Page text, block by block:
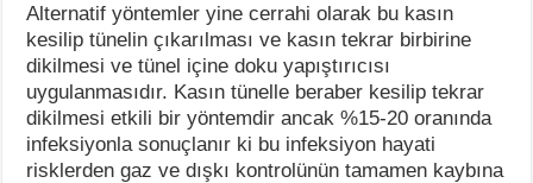
Alternatif yöntemler yine cerrahi olarak bu kasın
kesilip tünelin çıkarılması ve kasın tekrar birbirine
dikilmesi ve tünel içine doku yapıştırıcısı
uygulanmasıdır. Kasın tünelle beraber kesilip tekrar
dikilmesi etkili bir yöntemdir ancak %15-20 oranında
infeksiyonla sonuçlanır ki bu infeksiyon hayati
risklerden gaz ve dışkı kontrolünün tamamen kaybına